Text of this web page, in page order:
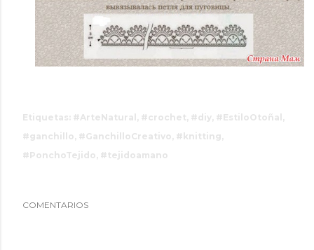
Etiquetas: #ArteNatural #crochet #diy #EstiloOtoñal
#ganchillo #GanchilloCreativo #knitting
#PonchoTejido #tejidoamano
COMENTARIOS